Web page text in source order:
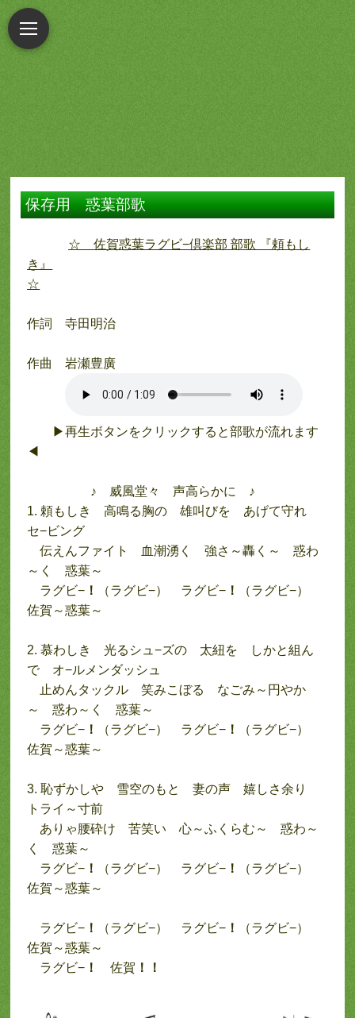
保存用 惑葉部歌
☆ 佐賀惑葉ラグビ−倶楽部 部歌 『頼もし
き』
☆
作詞 寺田明治
作曲 岩瀬豊廣
▶再生ボタンをクリックすると部歌が流れます
◀
♪ 威風堂々 声高らかに ♪
1. 頼もしき 高鳴る胸の 雄叫びを あげて守れ
セ−ビング
伝えんファイト 血潮湧く 強さ～轟く～ 惑わ
～く 惑葉～
ラグビ− ！ （ラグビ−） ラグビ− ！
（ラグビ−）
佐賀～惑葉～
2. 慕わしき 光るシュ−ズの 太紐を しかと組ん
で オ−ルメンダッシュ
止めんタックル 笑みこぼる なごみ～円やか
～ 惑わ～く 惑葉～
ラグビ− ！ （ラグビ−） ラグビ− ！
（ラグビ−）
佐賀～惑葉～
3. 恥ずかしや 雪空のもと 妻の声 嬉しさ余り
トライ～寸前
ありゃ腰砕け 苦笑い 心～ふくらむ～ 惑わ～
く 惑葉～
ラグビ− ！ （ラグビ−） ラグビ− ！
（ラグビ−）
佐賀～惑葉～
ラグビ− ！ （ラグビ−） ラグビ− ！
（ラグビ−）
佐賀～惑葉～
ラグビ− ！ 佐賀 ！！